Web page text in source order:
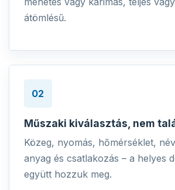
átömlésű.
02
Műszaki kiválasztás, nem
Közeg, nyomás, hőmérséklet,
anyag és csatlakozás – a helyes
együtt hozzuk meg.